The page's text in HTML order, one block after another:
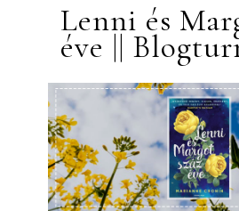
Lenni és
éve ||